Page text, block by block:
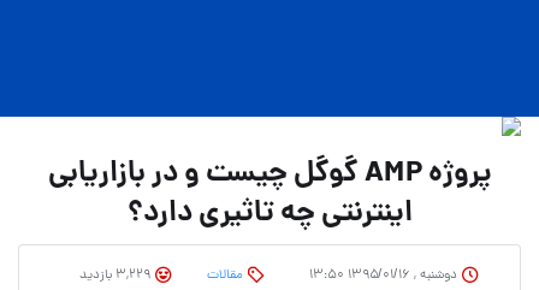
پروژه AMP گوگل چیست و در بازاریابی
اینترنتی چه تاثیری دارد؟
دوشنبه , ۱۳۹۵/۰۱/۱۶ ۱۳:۵۰ مقالات